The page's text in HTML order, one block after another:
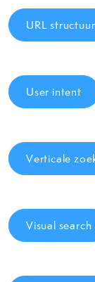
URL structuur
User intent
Verticale
Visual search